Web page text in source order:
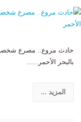
بالبحر الأحمر......
المزيد ...